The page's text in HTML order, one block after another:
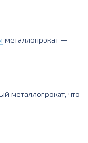
металлопрокат —
металлопрокат, что